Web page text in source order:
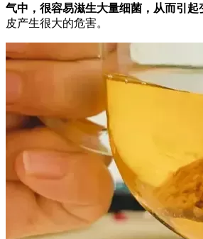
气中，很容易滋生大量细菌，从而引起
皮产生很大的危害。